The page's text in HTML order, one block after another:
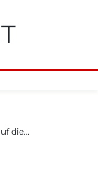
die…